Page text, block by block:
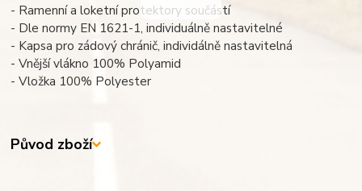
- Ramenní a loketní protektory součástí
- Dle normy EN 1621-1, individuálně nastavitelné
- Kapsa pro zádový chránič, individálně nastavitelná
- Vnější vlákno 100% Polyamid
- Vložka 100% Polyester
Původ zboží